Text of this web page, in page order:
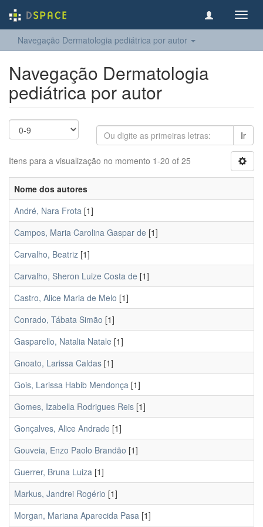
Navegação Dermatologia pediátrica por autor
Navegação Dermatologia
pediátrica por autor
Ir
Itens para a visualização no momento 1-20 of 25
Nome dos autores
André, Nara Frota [1]
Campos, Maria Carolina Gaspar de [1]
Carvalho, Beatriz [1]
Carvalho, Sheron Luize Costa de [1]
Castro, Alice Maria de Melo [1]
Conrado, Tábata Simão [1]
Gasparello, Natalia Natale [1]
Gnoato, Larissa Caldas [1]
Gois, Larissa Habib Mendonça [1]
Gomes, Izabella Rodrigues Reis [1]
Gonçalves, Alice Andrade [1]
Gouveia, Enzo Paolo Brandão [1]
Guerrer, Bruna Luiza [1]
Markus, Jandrei Rogério [1]
Morgan, Mariana Aparecida Pasa [1]